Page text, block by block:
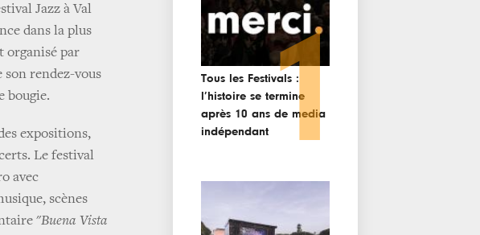
Jazz à Val
dans la plus
organisé par
son rendez-vous
bougie.
expositions,
Le festival
avec
scènes
"Buena Vista
Tous les Festivals :
l’histoire se termine
après 10 ans de media
indépendant1